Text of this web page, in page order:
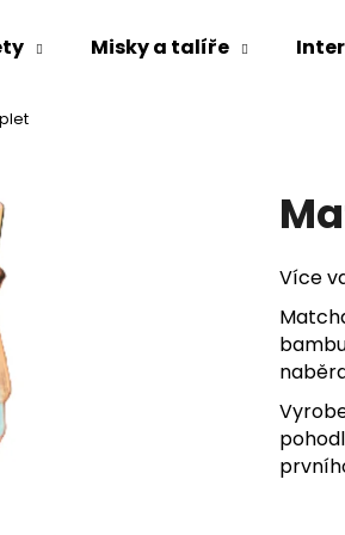
Misky a talíře
Více
Co potřebujete najít?